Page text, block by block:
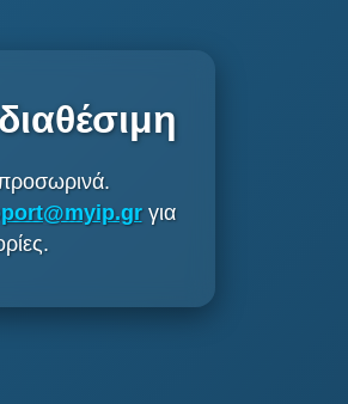
προσωρινά.
για